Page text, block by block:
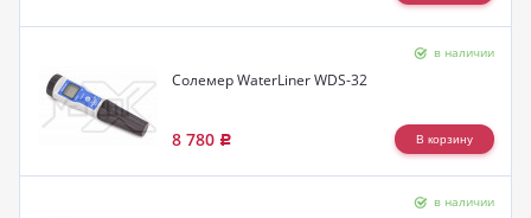
в наличии
Солемер WaterLiner WDS-32
8 780 Р
в наличии